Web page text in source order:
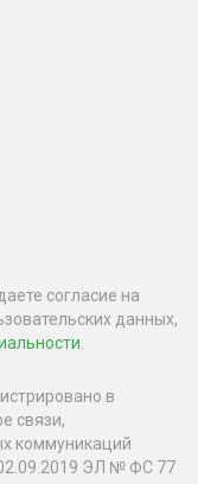
согласие на
данных,
в
связи,
коммуникаций
ЭЛ № ФС 77